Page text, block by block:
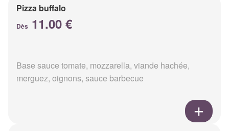
Pizza buffalo
Dès 11.00 €
Base sauce tomate, mozzarella, viande hachée,
merguez, oignons, sauce barbecue